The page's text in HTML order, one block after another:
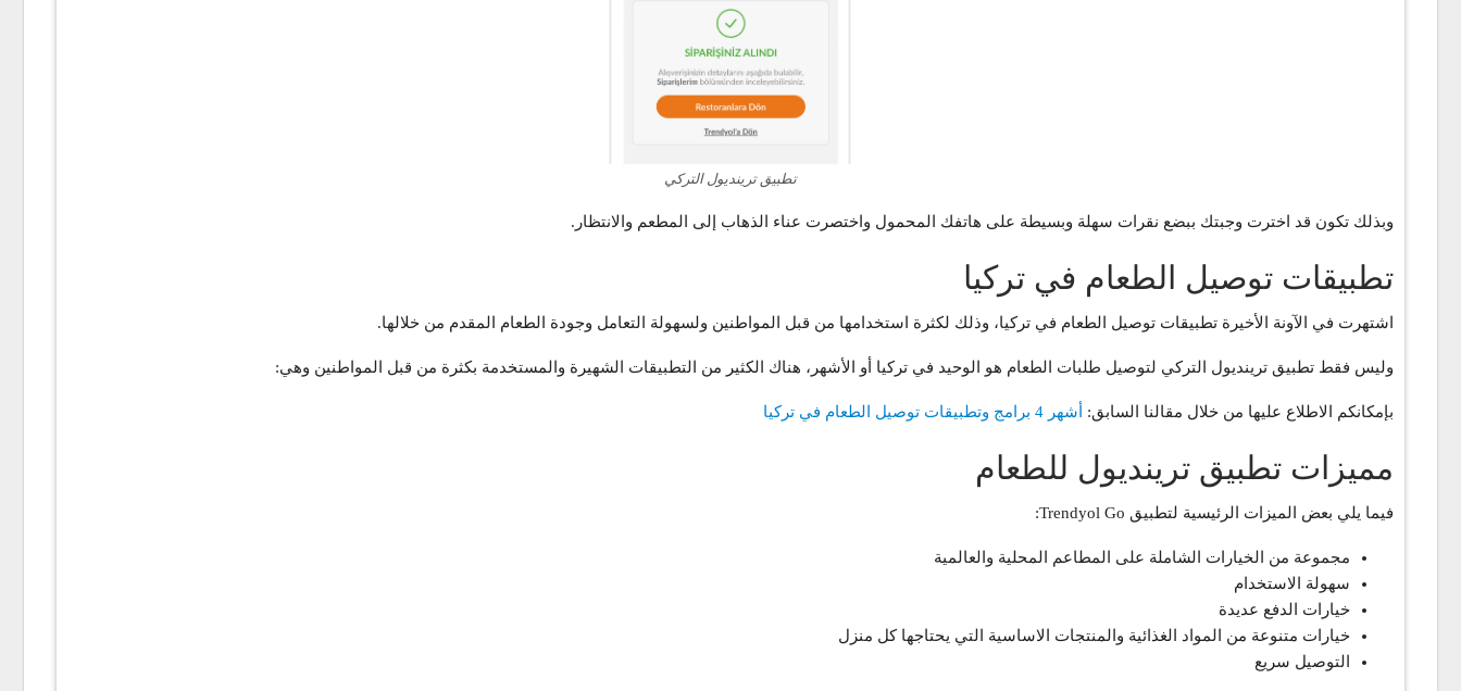
تطبيق ترينديول التركي
وبذلك تكون قد اخترت وجبتك ببضع نقرات سهلة وبسيطة على هاتفك المحمول واختصرت عناء الذهاب إلى المطعم والانتظار.
تطبيقات توصيل الطعام في تركيا
اشتهرت في الآونة الأخيرة تطبيقات توصيل الطعام في تركيا، وذلك لكثرة استخدامها من قبل المواطنين ولسهولة التعامل وجودة الطعام المقدم من خلالها.
وليس فقط تطبيق ترينديول التركي لتوصيل طلبات الطعام هو الوحيد في تركيا أو الأشهر، هناك الكثير من التطبيقات الشهيرة والمستخدمة بكثرة من قبل المواطنين وهي:
بإمكانكم الاطلاع عليها من خلال مقالنا السابق: أشهر 4 برامج وتطبيقات توصيل الطعام في تركيا
مميزات تطبيق ترينديول للطعام
فيما يلي بعض الميزات الرئيسية لتطبيق Trendyol Go:
مجموعة من الخيارات الشاملة على المطاعم المحلية والعالمية
سهولة الاستخدام
خيارات الدفع عديدة
خيارات متنوعة من المواد الغذائية والمنتجات الاساسية التي يحتاجها كل منزل
التوصيل سريع